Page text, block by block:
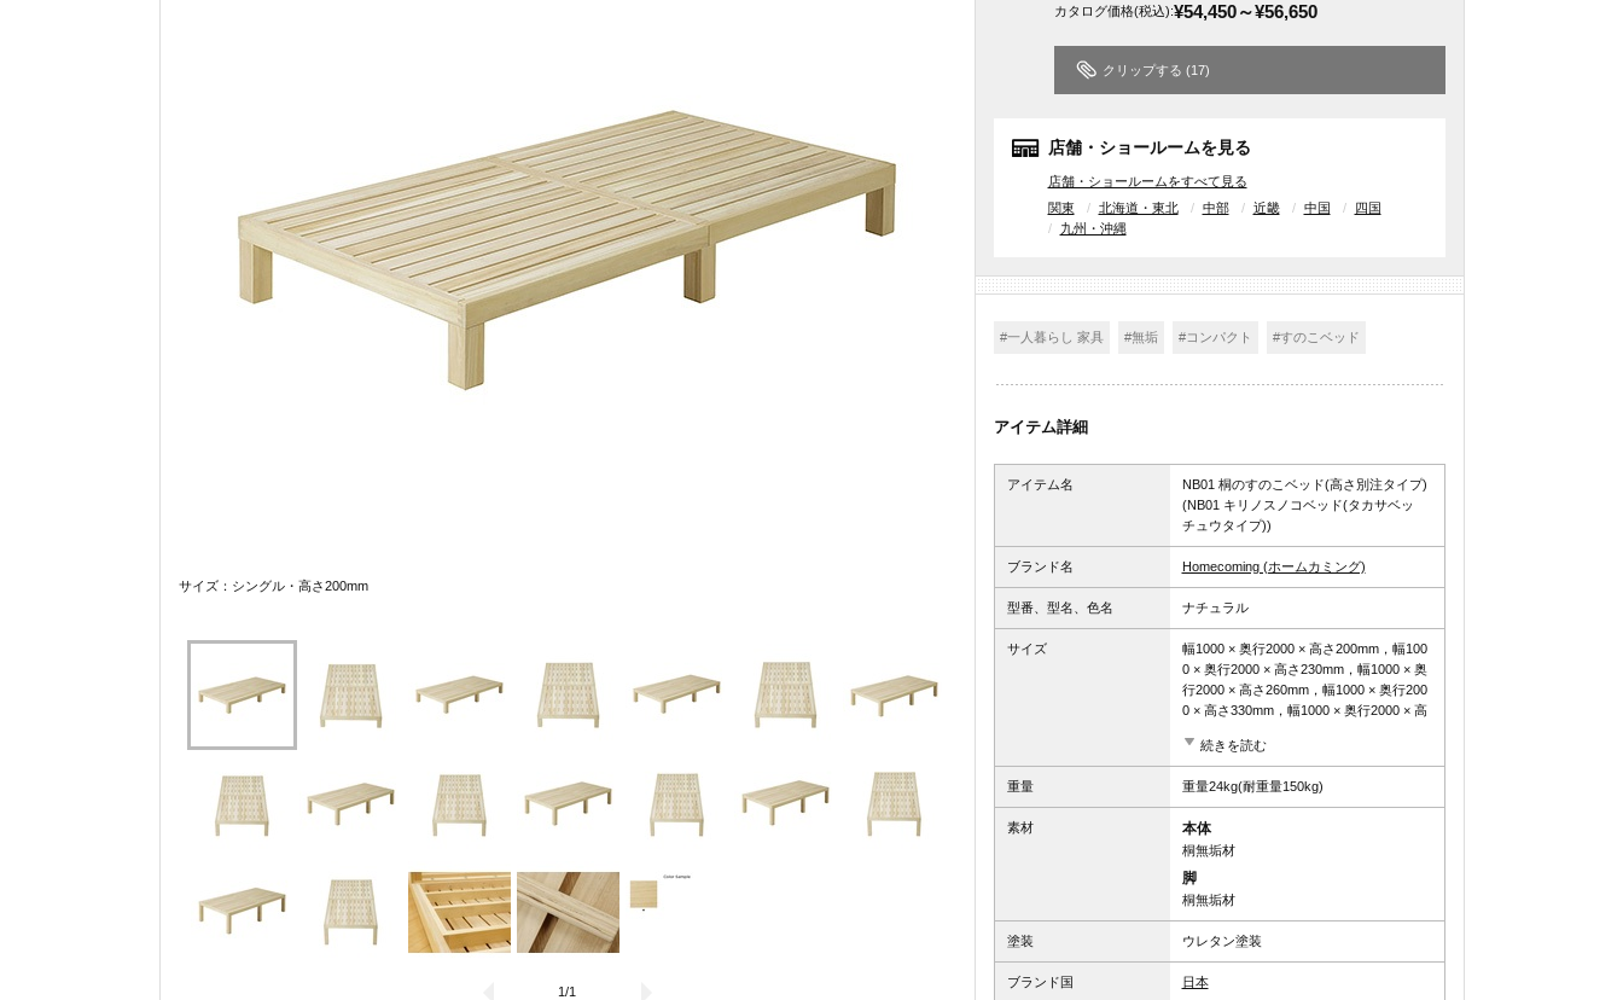
サイズ：シングル・高さ200mm
1/1
カタログ価格(税込):¥54,450～¥56,650
クリップする (17)
店舗・ショールームを見る
店舗・ショールームをすべて見る
関東
北海道・東北 中部 近畿 中国
四国
九州・沖縄
#一人暮らし 家具 #無垢 #コンパクト #すのこベッド
アイテム詳細
アイテム名
NB01 桐のすのこベッド(高さ別注タイプ)
(NB01 キリノスノコベッド(タカサベッ
チュウタイプ))
ブランド名 Homecoming (ホームカミング)
型番、型名、色名 ナチュラル
サイズ
幅1000 × 奥行2000 × 高さ200mm，幅100
0 × 奥行2000 × 高さ230mm，幅1000 × 奥
行2000 × 高さ260mm，幅1000 × 奥行200
0 × 高さ330mm，幅1000 × 奥行2000 × 高
mm，幅1000 × 奥行2000 × 高さ420mm，
幅1000 × 奥行2000 × 高さ450mm
ハイタイプ(高さ330mm)，ハイタイプ(高
さ360mm)，ハイタイプ(高さ390mm)，ハ
イタイプ(高さ420mm)，ハイタイプ(高さ
450mm)，ロータイプ(高さ200mm)，ロー
タイプ(高さ230mm)，ロータイプ(高さ26
続きを読む
重量 重量24kg(耐重量150kg)
素材 本体
桐無垢材
脚
桐無垢材
塗装 ウレタン塗装
ブランド国 日本